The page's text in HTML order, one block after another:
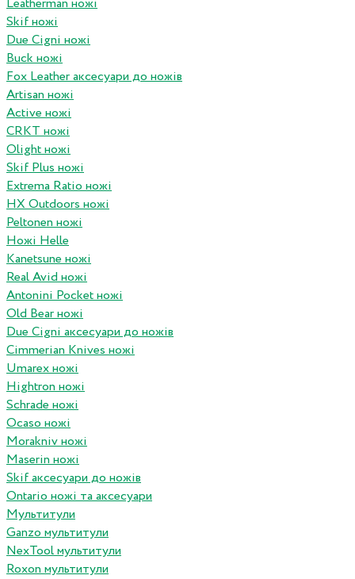
Leatherman ножі
Skif ножі
Due Cigni ножі
Buck ножі
Fox Leather аксесуари до ножів
Artisan ножі
Active ножі
CRKT ножі
Olight ножі
Skif Plus ножі
Extrema Ratio ножі
HX Outdoors ножі
Peltonen ножі
Ножі Helle
Kanetsune ножі
Real Avid ножі
Antonini Pocket ножі
Old Bear ножі
Due Cigni аксесуари до ножів
Cimmerian Knives ножі
Umarex ножі
Hightron ножі
Schrade ножі
Ocaso ножі
Morakniv ножі
Maserin ножі
Skif аксесуари до ножів
Ontario ножі та аксесуари
Мультитули
Ganzo мультитули
NexTool мультитули
Roxon мультитули